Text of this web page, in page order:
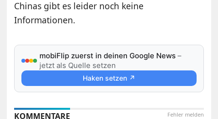
Chinas gibt es leider noch keine
Informationen.
mobiFlip zuerst in deinen Google News –
jetzt als Quelle setzen
Haken setzen ↗
Fehler melden
KOMMENTARE